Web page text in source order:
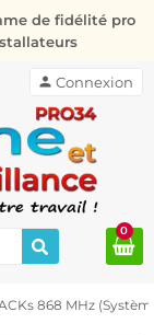
de fidélité pro
person Connexion
0
868 MHz